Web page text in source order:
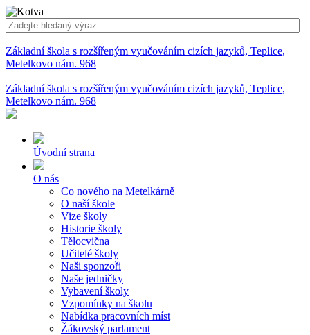
Základní škola s rozšířeným vyučováním cizích jazyků, Teplice,
Metelkovo nám. 968
Základní škola s rozšířeným vyučováním cizích jazyků, Teplice,
Metelkovo nám. 968
Úvodní strana
O nás
Co nového na Metelkárně
O naší škole
Vize školy
Historie školy
Tělocvična
Učitelé školy
Naši sponzoři
Naše jedničky
Vybavení školy
Vzpomínky na školu
Nabídka pracovních míst
Žákovský parlament